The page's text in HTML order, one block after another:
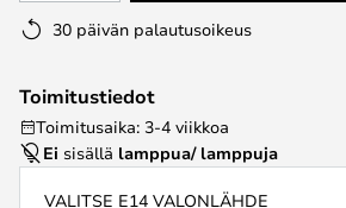
30 päivän palautusoikeus
Toimitustiedot
Toimitusaika: 3-4 viikkoa
Ei sisällä lamppua/ lamppuja
VALITSE E14 VALONLÄHDE